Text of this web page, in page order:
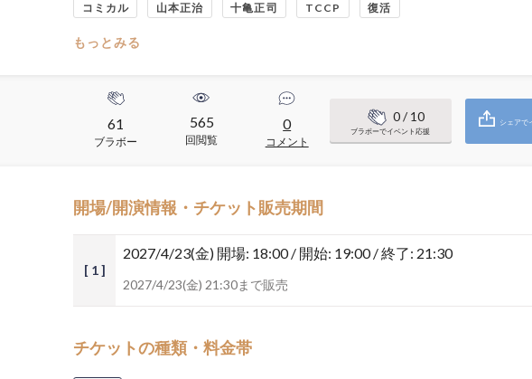
コミカル 山本正治 十亀正司 TCCP 復活
もっとみる
61
ブラボー
565
回閲覧
0
コメント
0/ 10
ブラボーでイベント応援
シェアで
開場/開演情報・チケット販売期間
[ 1 ]
2027/4/23(金) 開場: 18:00 / 開始: 19:00 / 終了: 21:30
2027/4/23(金) 21:30まで販売
チケットの種類・料金帯